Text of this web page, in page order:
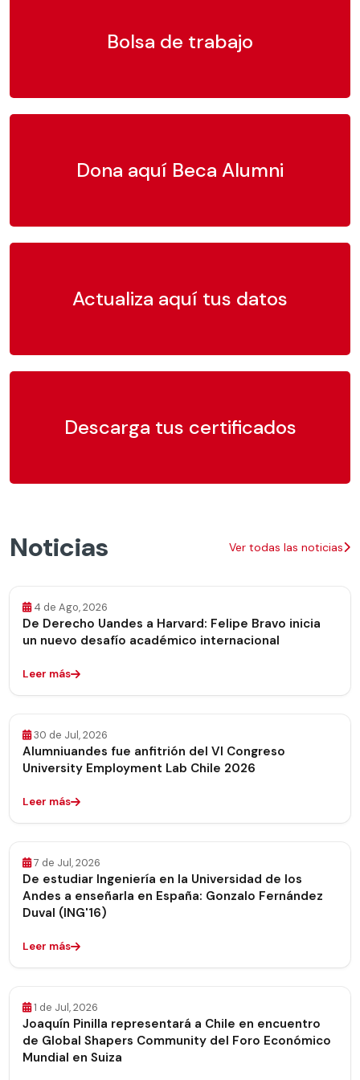
Bolsa de trabajo
Dona aquí Beca Alumni
Actualiza aquí tus datos
Descarga tus certificados
Noticias Ver todas las noticias
4 de Ago, 2026
De Derecho Uandes a Harvard: Felipe Bravo inicia
un nuevo desafío académico internacional
Leer más
30 de Jul, 2026
Alumniuandes fue anfitrión del VI Congreso
University Employment Lab Chile 2026
Leer más
7 de Jul, 2026
De estudiar Ingeniería en la Universidad de los
Andes a enseñarla en España: Gonzalo Fernández
Duval (ING'16)
Leer más
1 de Jul, 2026
Joaquín Pinilla representará a Chile en encuentro
de Global Shapers Community del Foro Económico
Mundial en Suiza